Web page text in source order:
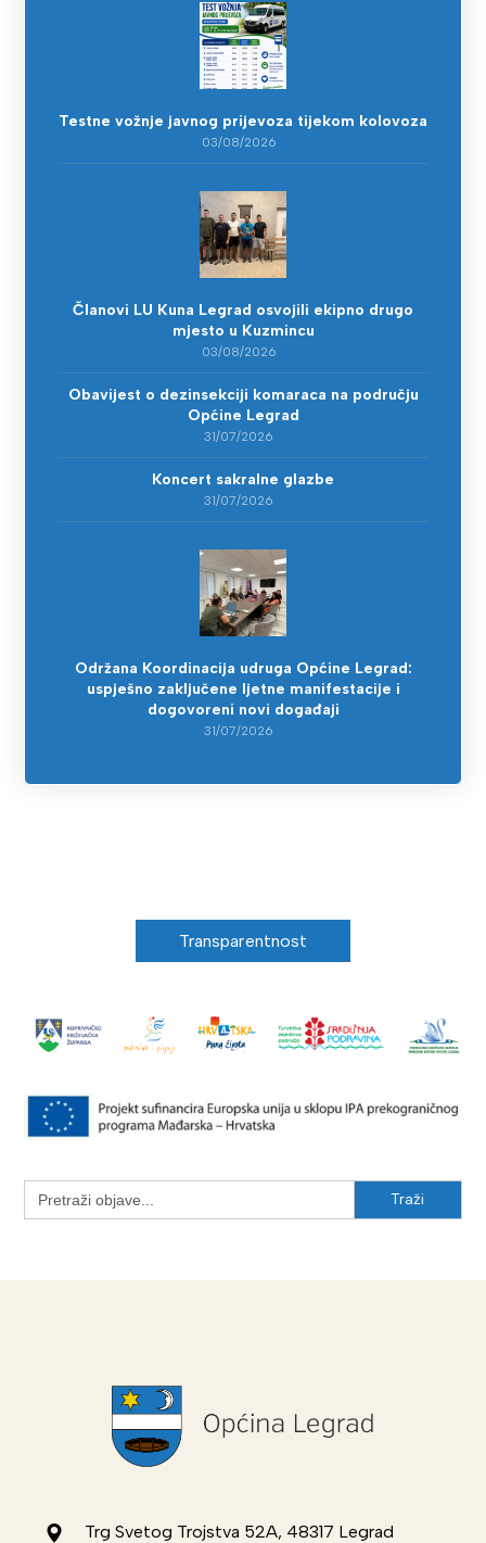
Testne vožnje javnog prijevoza tijekom kolovoza
03/08/2026
Članovi LU Kuna Legrad osvojili ekipno drugo
mjesto u Kuzmincu
03/08/2026
Obavijest o dezinsekciji komaraca na području
Općine Legrad
31/07/2026
Koncert sakralne glazbe
31/07/2026
Održana Koordinacija udruga Općine Legrad:
uspješno zaključene ljetne manifestacije i
dogovoreni novi događaji
31/07/2026
Transparentnost
Search
for:
Trg Svetog Trojstva 52A, 48317 Legrad